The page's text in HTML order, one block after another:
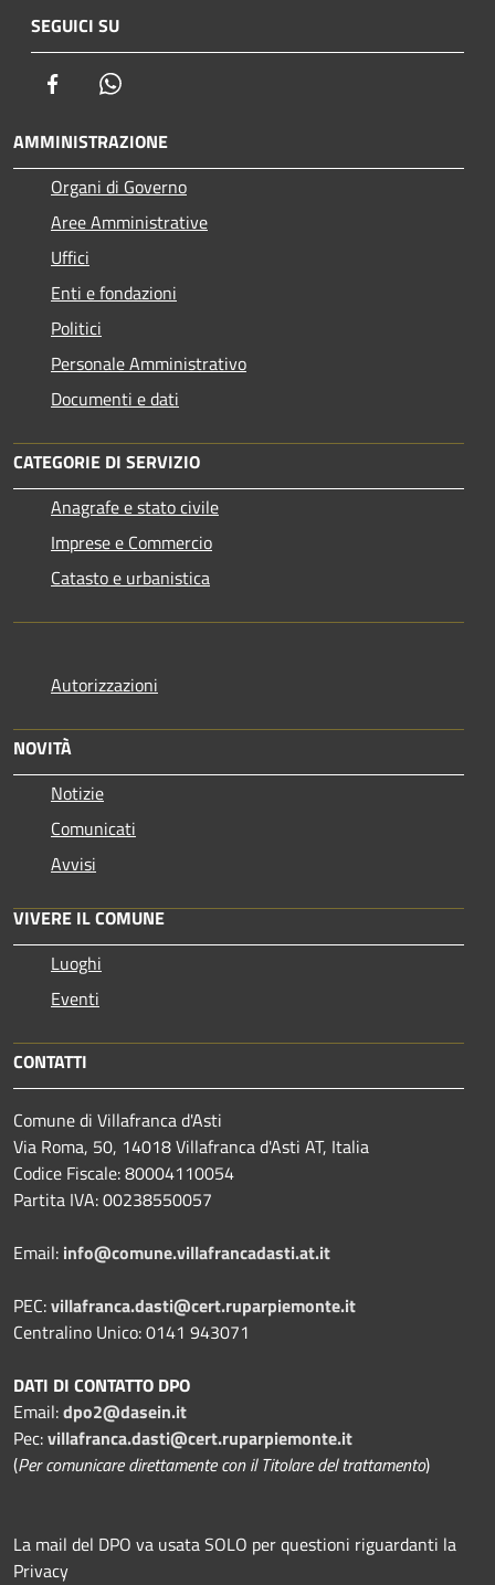
SEGUICI SU
Facebook
AMMINISTRAZIONE
Organi di Governo
Aree Amministrative
Uffici
Enti e fondazioni
Politici
Personale Amministrativo
Documenti e dati
CATEGORIE DI SERVIZIO
Anagrafe e stato civile
Imprese e Commercio
Catasto e urbanistica
Autorizzazioni
NOVITÀ
Notizie
Comunicati
Avvisi
VIVERE IL COMUNE
Luoghi
Eventi
CONTATTI
Comune di Villafranca d'Asti
Via Roma, 50, 14018 Villafranca d'Asti AT, Italia
Codice Fiscale: 80004110054
Partita IVA: 00238550057
Email: info@comune.villafrancadasti.at.it
PEC:villafranca.dasti@cert.ruparpiemonte.it
Centralino Unico: 0141 943071
DATI DI CONTATTO DPO
Email:dpo2@dasein.it
Pec:villafranca.dasti@cert.ruparpiemonte.it
(Per comunicare direttamente con il Titolare del trattamento)
La mail del DPO va usata SOLO per questioni riguardanti la
Privacy